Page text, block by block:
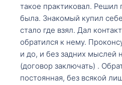
такое практиковал. Решил
была. Знакомый купил
стало где взял. Дал
обратился к нему.
и до, и без задних мыслей
(договор заключать) .
постоянная, без всякой